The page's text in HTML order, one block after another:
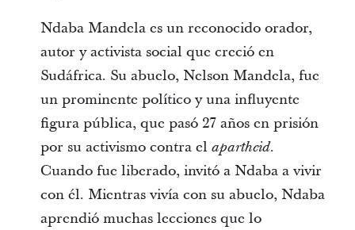
Ndaba Mandela es un reconocido orador,
autor y activista social que creció en
Sudáfrica. Su abuelo, Nelson Mandela, fue
un prominente político y una influyente
figura pública, que pasó 27 años en prisión
por su activismo contra el apartheid.
Cuando fue liberado, invitó a Ndaba a vivir
con él. Mientras vivía con su abuelo, Ndaba
aprendió muchas lecciones que lo